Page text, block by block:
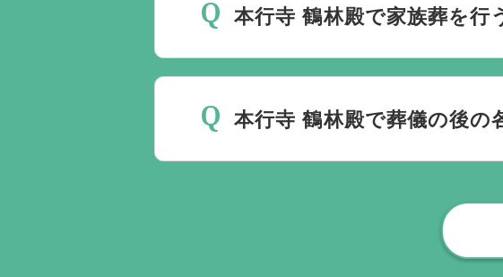
ください。
本行寺 鶴林殿で家族葬を行
本行寺 鶴林殿で葬儀の後